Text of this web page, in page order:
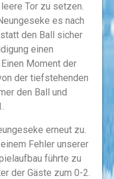
Tor zu setzen.
es nach
den Ball sicher
einen
Moment der
der tiefstehenden
den Ball und
erneut zu.
Fehler unserer
führte zu
der Gäste zum 0-2.